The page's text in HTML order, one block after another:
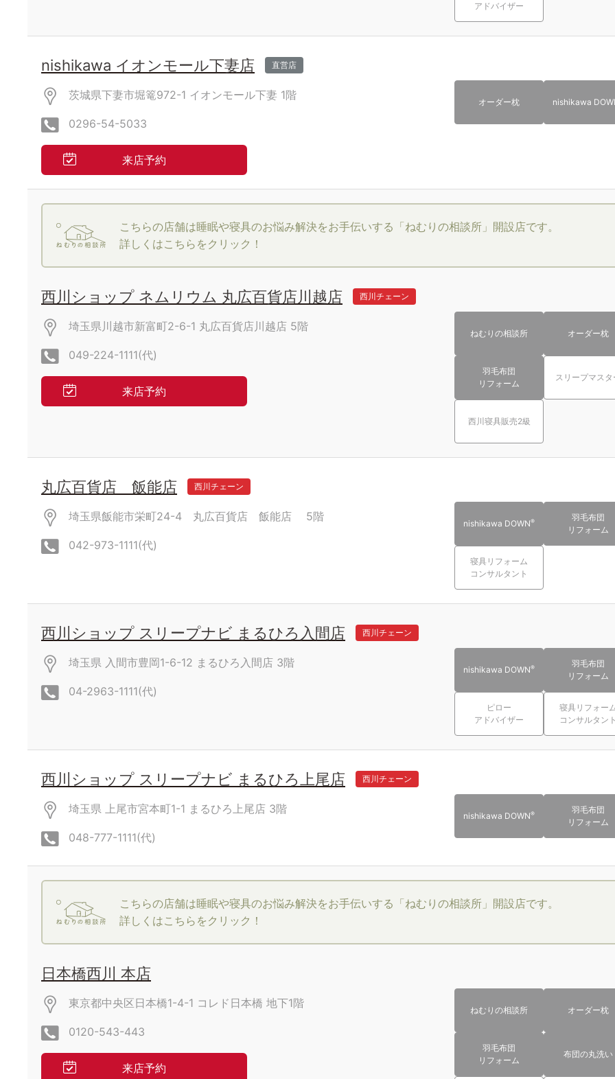
アドバイザー
nishikawa イオンモール下妻店 直営店
茨城県下妻市堀篭972-1 イオンモール下妻 1階
0296-54-5033
来店予約
オーダー枕 nishikawa
こちらの店舗は睡眠や寝具のお悩み解決をお手伝いする「ねむりの相談所」開設店です。
詳しくはこちらをクリック！
西川ショップ ネムリウム 丸広百貨店川越店 西川チェーン
埼玉県川越市新富町2-6-1 丸広百貨店川越店 5階
049-224-1111(代)
来店予約
ねむりの相談所 オーダー枕
羽毛布団
リフォーム
スリープマスタ
西川寝具販売2級
丸広百貨店 飯能店 西川チェーン
埼玉県飯能市栄町24-4 丸広百貨店 飯能店 5階
042-973-1111(代)
nishikawa DOWN®
羽毛布団
リフォーム
寝具リフォーム
コンサルタント
西川ショップ スリープナビ まるひろ入間店 西川チェーン
埼玉県 入間市豊岡1-6-12 まるひろ入間店 3階
04-2963-1111(代)
nishikawa DOWN®
羽毛布団
リフォーム
ピロー
アドバイザー
寝具リフォー
コンサルタント
西川ショップ スリープナビ まるひろ上尾店 西川チェーン
埼玉県 上尾市宮本町1-1 まるひろ上尾店 3階
048-777-1111(代)
nishikawa DOWN®
羽毛布団
リフォーム
こちらの店舗は睡眠や寝具のお悩み解決をお手伝いする「ねむりの相談所」開設店です。
詳しくはこちらをクリック！
日本橋西川 本店
東京都中央区日本橋1-4-1 コレド日本橋 地下1階
0120-543-443
来店予約
ねむりの相談所 オーダー枕
羽毛布団
リフォーム
布団の丸洗い